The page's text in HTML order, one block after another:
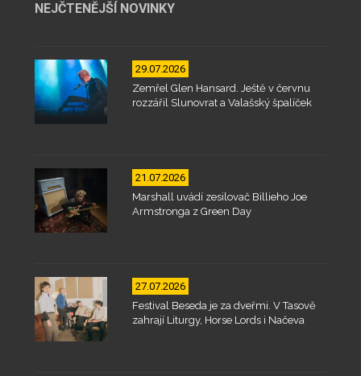
NEJČTENĚJŠÍ NOVINKY
29.07.2026
Zemřel Glen Hansard. Ještě v červnu
rozzářil Slunovrat a Valašský špalíček
21.07.2026
Marshall uvádí zesilovač Billieho Joe
Armstronga z Green Day
27.07.2026
Festival Beseda je za dveřmi. V Tasově
zahrají Liturgy, Horse Lords i Načeva